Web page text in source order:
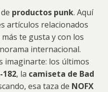
productos punk. Aquí
artículos relacionados
te gusta y con los
internacional.
imaginarte: los últimos
182, la camiseta de Bad
esa taza de NOFX